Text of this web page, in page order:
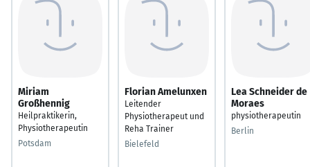
Miriam
Großhennig
Heilpraktikerin,
Physiotherapeutin
Potsdam
Florian Amelunxen
Leitender
Physiotherapeut und
Reha Trainer
Bielefeld
Lea Schneider de
Moraes
physiotherapeutin
Berlin